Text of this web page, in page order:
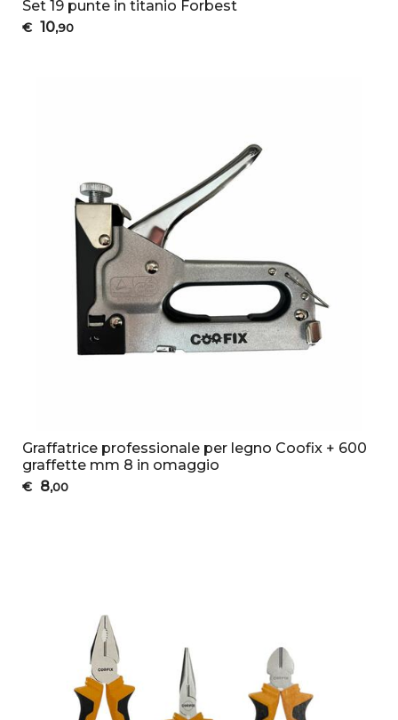
Set 19 punte in titanio Forbest
€ 10,90
Graffatrice professionale per legno Coofix + 600
graffette mm 8 in omaggio
€ 8,00